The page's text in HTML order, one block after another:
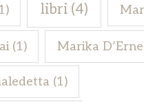
libri(4)
(1) Marika
(1)